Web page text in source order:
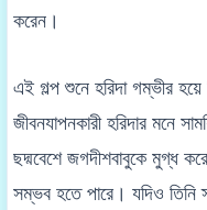
করেন।
এই গল্প শুনে হরিদা গম্ভীর হয়ে
জীবনযাপনকারী হরিদার মনে
ছদ্মবেশে জগদীশবাবুকে মুগ্ধ
সম্ভব হতে পারে। যদিও